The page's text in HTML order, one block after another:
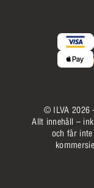
© ILVA 2026
Allt innehåll –
och får